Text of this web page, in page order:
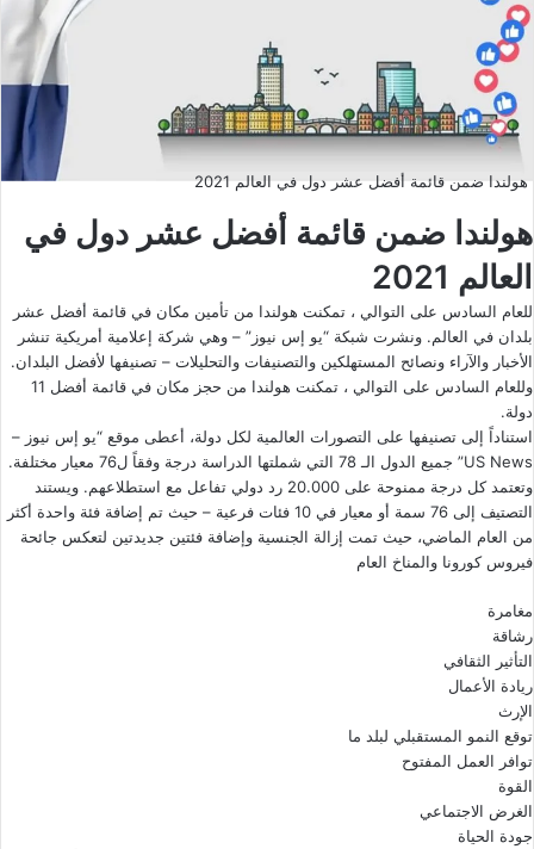
هولندا ضمن قائمة أفضل عشر دول في العالم 2021
هولندا ضمن قائمة أفضل عشر دول في
العالم 2021
للعام السادس على التوالي ، تمكنت هولندا من تأمين مكان في قائمة أفضل عشر
بلدان في العالم. ونشرت شبكة “يو إس نيوز” – وهي شركة إعلامية أمريكية تنشر
الأخبار والآراء ونصائح المستهلكين والتصنيفات والتحليلات – تصنيفها لأفضل البلدان.
وللعام السادس على التوالي ، تمكنت هولندا من حجز مكان في قائمة أفضل 11
دولة.
استناداً إلى تصنيفها على التصورات العالمية لكل دولة، أعطى موقع “يو إس نيوز –
US News” جميع الدول الـ 78 التي شملتها الدراسة درجة وفقاً ل76 معيار مختلفة.
وتعتمد كل درجة ممنوحة على 20.000 رد دولي تفاعل مع استطلاعهم. ويستند
التصتيف إلى 76 سمة أو معيار في 10 فئات فرعية – حيث تم إضافة فئة واحدة أكثر
من العام الماضي، حيث تمت إزالة الجنسية وإضافة فئتين جديدتين لتعكس جائحة
فيروس كورونا والمناخ العام
مغامرة
رشاقة
التأثير الثقافي
ريادة الأعمال
الإرث
توقع النمو المستقبلي لبلد ما
توافر العمل المفتوح
القوة
الغرض الاجتماعي
جودة الحياة